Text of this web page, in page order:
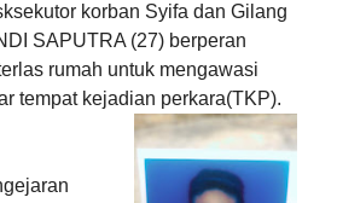
korban Syifa dan Gilang
SAPUTRA (27) berperan
rumah untuk mengawasi
tempat kejadian perkara(TKP).